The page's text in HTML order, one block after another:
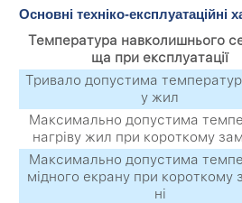
Основні техніко-експлуатаційні
Температура навколишнього
ща при експлуатації
Тривало допустима
у жил
Максимально допустима
нагріву жил при короткому
Максимально допустима
мідного екрану при короткому
ні